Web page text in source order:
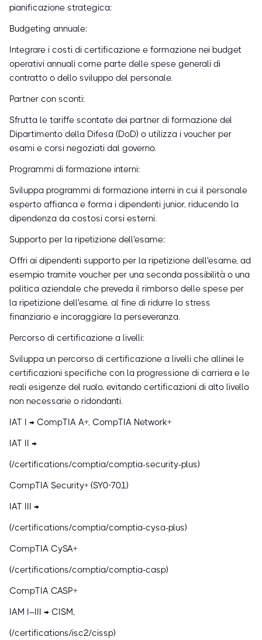
pianificazione strategica:
Budgeting annuale:
Integrare i costi di certificazione e formazione nei budget
operativi annuali come parte delle spese generali di
contratto o dello sviluppo del personale.
Partner con sconti:
Sfrutta le tariffe scontate dei partner di formazione del
Dipartimento della Difesa (DoD) o utilizza i voucher per
esami e corsi negoziati dal governo.
Programmi di formazione interni:
Sviluppa programmi di formazione interni in cui il personale
esperto affianca e forma i dipendenti junior, riducendo la
dipendenza da costosi corsi esterni.
Supporto per la ripetizione dell'esame:
Offri ai dipendenti supporto per la ripetizione dell'esame, ad
esempio tramite voucher per una seconda possibilità o una
politica aziendale che preveda il rimborso delle spese per
la ripetizione dell'esame, al fine di ridurre lo stress
finanziario e incoraggiare la perseveranza.
Percorso di certificazione a livelli:
Sviluppa un percorso di certificazione a livelli che allinei le
certificazioni specifiche con la progressione di carriera e le
reali esigenze del ruolo, evitando certificazioni di alto livello
non necessarie o ridondanti.
IAT I → CompTIA A+, CompTIA Network+
IAT II →
(/certifications/comptia/comptia-security-plus)
CompTIA Security+ (SY0-701)
IAT III →
(/certifications/comptia/comptia-cysa-plus)
CompTIA CySA+
(/certifications/comptia/comptia-casp)
CompTIA CASP+
IAM I–III → CISM,
(/certifications/isc2/cissp)